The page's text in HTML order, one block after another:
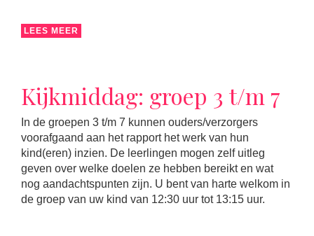
LEES MEER
Kijkmiddag: groep 3 t/m 7
In de groepen 3 t/m 7 kunnen ouders/verzorgers
voorafgaand aan het rapport het werk van hun
kind(eren) inzien. De leerlingen mogen zelf uitleg
geven over welke doelen ze hebben bereikt en wat
nog aandachtspunten zijn. U bent van harte welkom in
de groep van uw kind van 12:30 uur tot 13:15 uur.